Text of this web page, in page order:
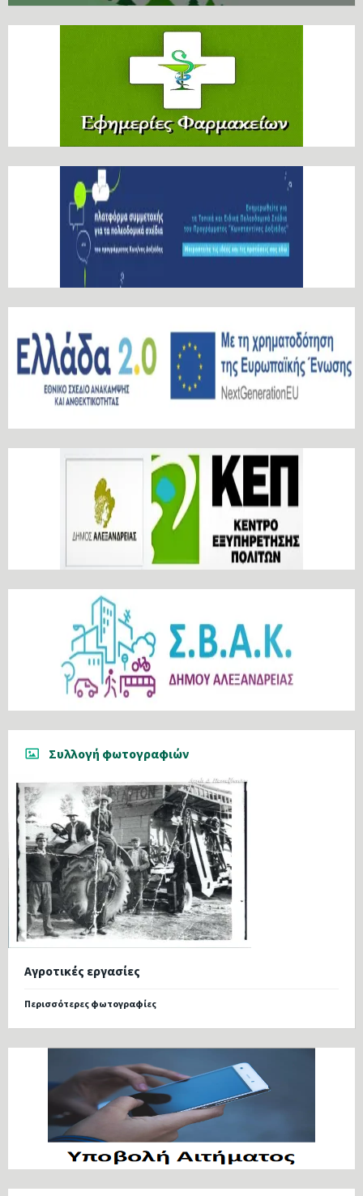
Συλλογή φωτογραφιών
Αγροτικές εργασίες
Περισσότερες φωτογραφίες